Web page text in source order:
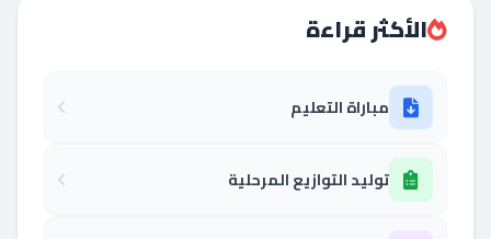
الأكثر قراءة
مباراة التعليم
توليد التوازيع المرحلية